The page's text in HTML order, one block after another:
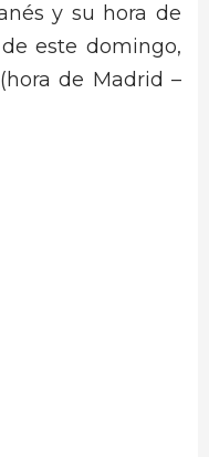
y su hora de
de este domingo,
de Madrid –